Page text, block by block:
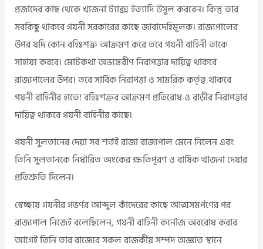
প্রজাদের কাছ থেকে খাজনা ট্যাক্স ইত্যাদি উসূল করবেন। কিন্তু তার
সবকিছু থাকবে গযনী সরকারের কাছে জাবাদেহিমূলক। রাজ্যপালের
উপর যদি কোন বহিঃশত্রু আক্রমণ করে তবে গযনী বাহিনী তাকে
সাহায্য করবে। মোটকথা অভ্যন্তরীণ নিরাপত্তার দায়িত্ব থাকবে
রাজ্যপালের উপর। তবে সার্বিক নিরাপত্তা ও সামরিক কর্তৃত্ব থাকবে
গযনী বাহিনীর হাতে! বহিঃশত্রুর আক্রমণ প্রতিরোধ ও রাড়ীর নিরাপত্তার
দায়িত্ব থাকবে গযনী বাহিনীর কাছে।
গযনী সুলতানের দেয়া সব শর্তই রাজা রাজ্যপাল মেনে নিলেন এবং
তিনি সুলতানকে নির্ধারিত অংকের ক্ষতিপূরণ ও বার্ষিক খাজনা দেয়ার
প্রতিশ্রুতি দিলেন।
স্বেচ্ছায় গযনীর গভর্ণর আব্দুল কাঁদেরের কাছে আত্মসমর্পণের পর
রাজ্যপাল নিজেই বলেছিলেন, গযনী বাহিনী কনৌজ অবরোধ করার
আগেই তিনি তার রাজ্যের সকল রাজকীয় সম্পদ অজ্ঞাত স্থানে